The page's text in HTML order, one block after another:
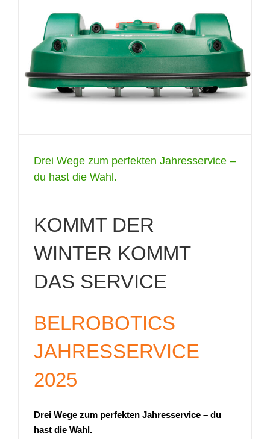
Drei Wege zum perfekten Jahresservice –
du hast die Wahl.
KOMMT DER
WINTER KOMMT
DAS SERVICE
BELROBOTICS
JAHRESSERVICE
2025
Drei Wege zum perfekten Jahresservice – du
hast die Wahl.